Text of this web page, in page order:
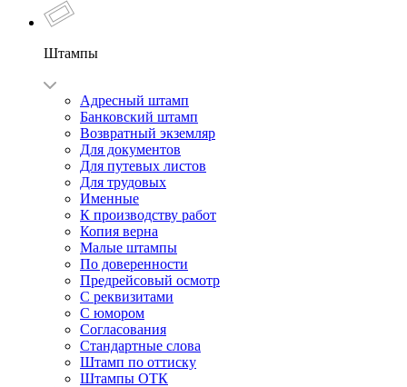
Штампы
Адресный штамп
Банковский штамп
Возвратный экземляр
Для документов
Для путевых листов
Для трудовых
Именные
К производству работ
Копия верна
Малые штампы
По доверенности
Предрейсовый осмотр
С реквизитами
С юмором
Согласования
Стандартные слова
Штамп по оттиску
Штампы ОТК